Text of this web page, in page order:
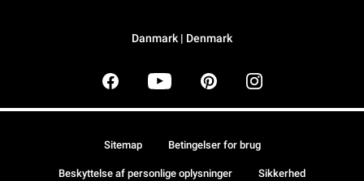
Danmark | Denmark
Sitemap Betingelser for brug
Beskyttelse af personlige oplysninger Sikkerhed